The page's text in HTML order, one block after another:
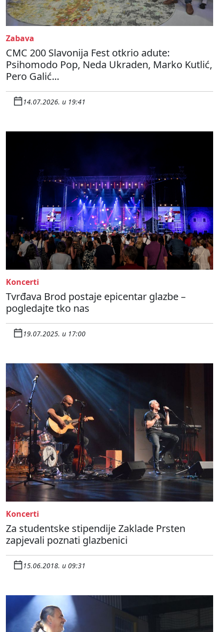
Zabava
CMC 200 Slavonija Fest otkrio adute:
Psihomodo Pop, Neda Ukraden, Marko Kutlić,
Pero Galić...
14.07.2026. u 19:41
Koncerti
Tvrđava Brod postaje epicentar glazbe –
pogledajte tko nas
19.07.2025. u 17:00
Koncerti
Za studentske stipendije Zaklade Prsten
zapjevali poznati glazbenici
15.06.2018. u 09:31